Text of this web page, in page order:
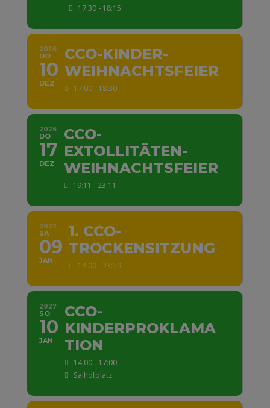
17:30 - 18:15
2026
DO
10
DEZ
CCO-KINDER-
WEIHNACHTSFEIER
17:00 - 18:30
2026
DO
17
DEZ
CCO-
EXTOLLITÄTEN-
WEIHNACHTSFEIER
19:11 - 23:11
2027
SA
09
JAN
1. CCO-
TROCKENSITZUNG
18:00 - 23:59
2027
SO
10
JAN
CCO-
KINDERPROKLAMA
TION
14:00 - 17:00
Salhofplatz